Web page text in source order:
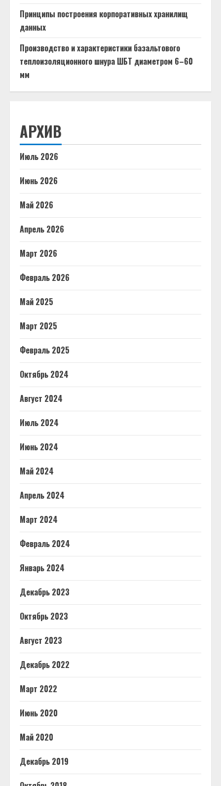
Принципы построения корпоративных хранилищ
данных
Производство и характеристики базальтового
теплоизоляционного шнура ШБТ диаметром 6–60
мм
АРХИВ
Июль 2026
Июнь 2026
Май 2026
Апрель 2026
Март 2026
Февраль 2026
Май 2025
Март 2025
Февраль 2025
Октябрь 2024
Август 2024
Июль 2024
Июнь 2024
Май 2024
Апрель 2024
Март 2024
Февраль 2024
Январь 2024
Декабрь 2023
Октябрь 2023
Август 2023
Декабрь 2022
Март 2022
Июнь 2020
Май 2020
Декабрь 2019